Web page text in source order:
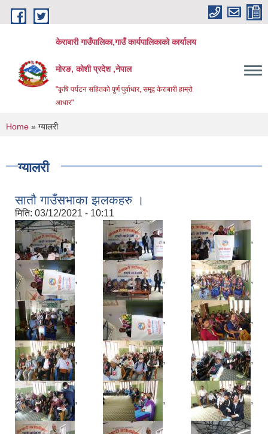
Skip to main content
केराबारी गाउँपालिका,गाउँ कार्यपालिकाको कार्यालय
मोरङ, कोशी प्रदेश ,नेपाल
"कृषि पर्यटन सहितको पुर्ण पुर्वाधार, समृद्व केराबारी हाम्रो
आधार"
You are here
Home » ग्यालरी
ग्यालरी
सातौ गाउँसभाका झलकहरु ।
मिति: 03/12/2021 - 10:11
, , ,
, , ,
, , ,
, , ,
, , ,